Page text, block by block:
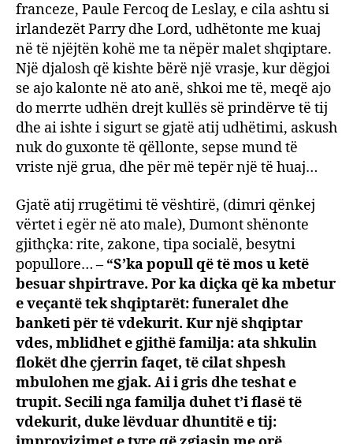
franceze, Paule Fercoq de Leslay, e cila ashtu si
irlandezët Parry dhe Lord, udhëtonte me kuaj
në të njëjtën kohë me ta nëpër malet shqiptare.
Një djalosh që kishte bërë një vrasje, kur dëgjoi
se ajo kalonte në ato anë, shkoi me të, meqë ajo
do merrte udhën drejt kullës së prindërve të tij
dhe ai ishte i sigurt se gjatë atij udhëtimi, askush
nuk do guxonte të qëllonte, sepse mund të
vriste një grua, dhe për më tepër një të huaj…
Gjatë atij rrugëtimi të vështirë, (dimri qënkej
vërtet i egër në ato male), Dumont shënonte
gjithçka: rite, zakone, tipa socialë, besytni
popullore… – “S’ka popull që të mos u ketë
besuar shpirtrave. Por ka diçka që ka mbetur
e veçantë tek shqiptarët: funeralet dhe
banketi për të vdekurit. Kur një shqiptar
vdes, mblidhet e gjithë familja: ata shkulin
flokët dhe çjerrin faqet, të cilat shpesh
mbulohen me gjak. Ai i gris dhe teshat e
trupit. Secili nga familja duhet t’i flasë të
vdekurit, duke lëvduar dhuntitë e tij: